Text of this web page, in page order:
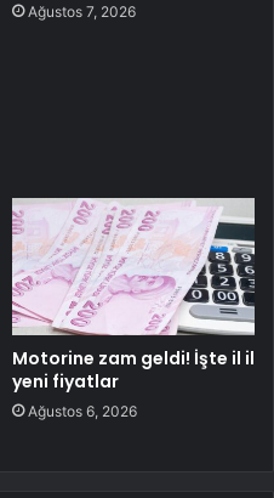
Ağustos 7, 2026
Motorine zam geldi! İşte il il
yeni fiyatlar
Ağustos 6, 2026